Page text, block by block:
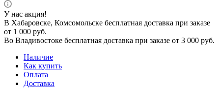
У нас акция!
В Хабаровске, Комсомольске бесплатная доставка при заказе
от 1 000 руб.
Во Владивостоке бесплатная доставка при заказе от 3 000 руб.
Наличие
Как купить
Оплата
Доставка